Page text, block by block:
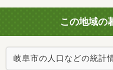
この地域の
岐阜市の人口などの統計